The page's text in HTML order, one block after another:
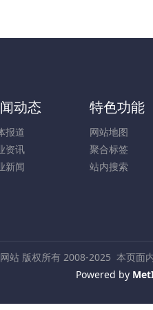
动态
报道
资讯
新闻
特色功能
网站地图
聚合标签
站内搜索
站 版权所有 2008-2025 本页面
Powered by